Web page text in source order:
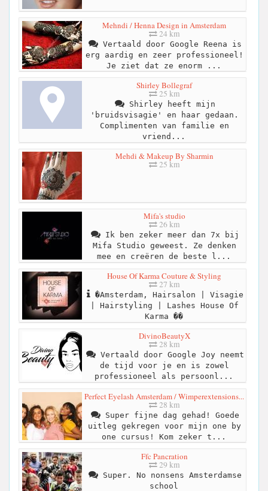
Mehndi / Henna Design in Amsterdam
24 km
Vertaald door Google Reena is
erg aardig en zeer professioneel!
Je ziet dat ze enorm ...
Shirley Bollegraf
25 km
Shirley heeft mijn
'bruidsvisagie' en haar gedaan.
Complimenten van familie en
vriend...
Mehdi & Makeup By Sharmin
25 km
Mifa's studio
26 km
Ik ben zeker meer dan 7x bij
Mifa Studio geweest. Ze denken
mee en creëren de beste l...
House Of Karma Couture & Styling
27 km
�Amsterdam, Hairsalon | Visagie
| Hairstyling | Lashes House Of
Karma ��
DivinoBeautyX
28 km
Vertaald door Google Joy neemt
de tijd voor je en is zowel
professioneel als persoonl...
Perfect Eyelash Amsterdam / Wimperextensions...
28 km
Super fijne dag gehad! Goede
uitleg gekregen voor mijn one by
one cursus! Kom zeker t...
Ffc Pancration
29 km
Super. No nonsens Amsterdamse
school